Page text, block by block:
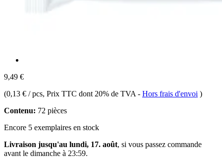
9,49 €
(0,13 € / pcs, Prix TTC dont 20% de TVA - Hors frais d'envoi )
Contenu: 72 pièces
Encore 5 exemplaires en stock
Livraison jusqu'au lundi, 17. août, si vous passez commande
avant le dimanche à 23:59.